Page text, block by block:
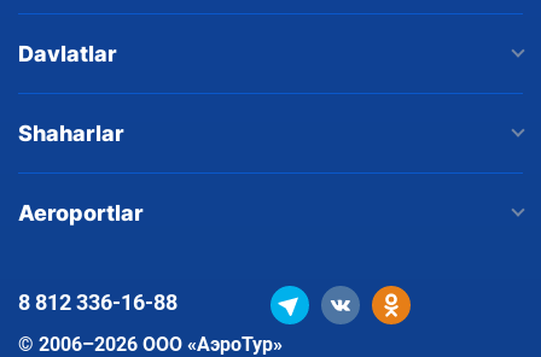
Davlatlar
Shaharlar
Aeroportlar
© 2006–2026 ООО «АэроТур»
8 812336-16-88